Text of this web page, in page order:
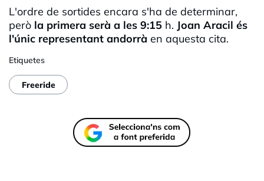
L'ordre de sortides encara s'ha de determinar,
però la primera serà a les 9:15 h. Joan Aracil és
l'únic representant andorrà en aquesta cita.
Etiquetes
Freeride